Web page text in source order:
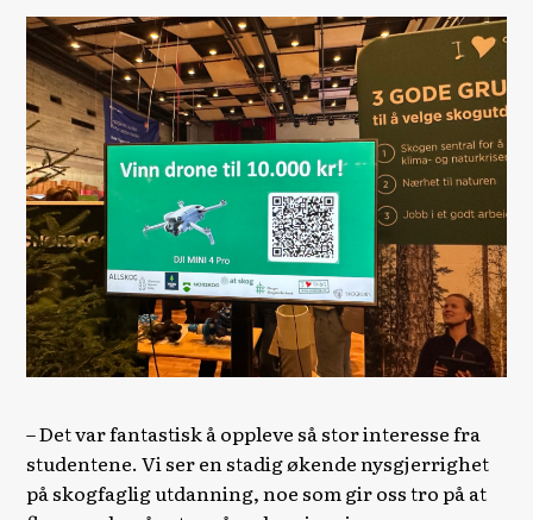
– Det var fantastisk å oppleve så stor interesse fra
studentene. Vi ser en stadig økende nysgjerrighet
på skogfaglig utdanning, noe som gir oss tro på at